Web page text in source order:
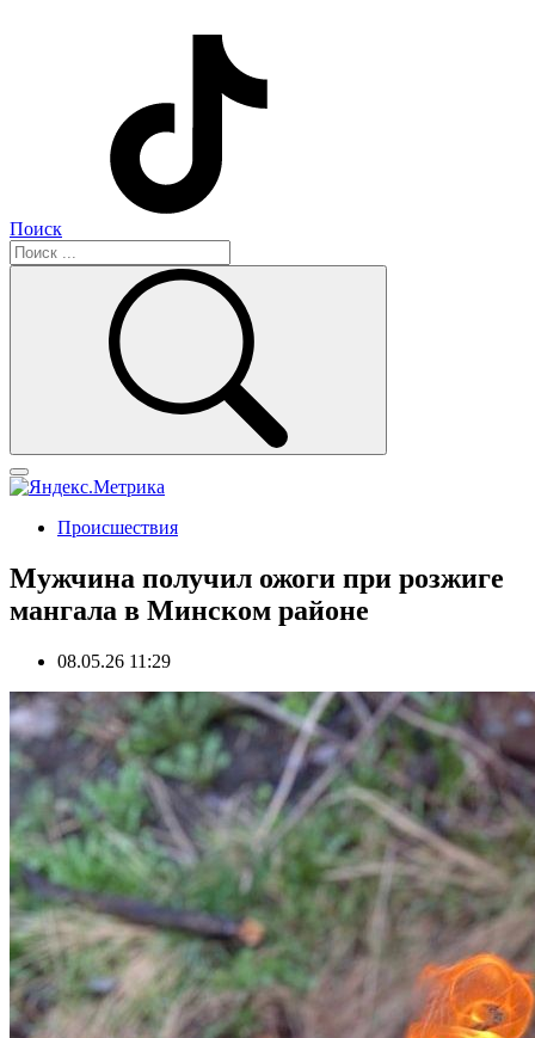
Поиск
Происшествия
Мужчина получил ожоги при розжиге
мангала в Минском районе
08.05.26 11:29